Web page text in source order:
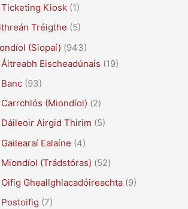
Ticketing Kiosk (1)
Tréigthe (5)
(Siopaí) (943)
Áitreabh Eischeadúnais (19)
Banc (93)
Carrchlós (Miondíol) (2)
Dáileoir Airgid Thirim (5)
Gailearaí Ealaíne (4)
Miondíol (Trádstóras) (52)
Oifig Gheallghlacadóireachta (9)
Postoifig (7)